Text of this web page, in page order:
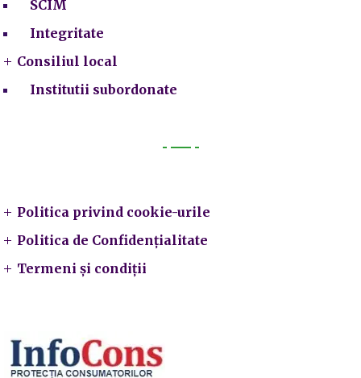
SCIM
Integritate
Consiliul local
Institutii subordonate
Politica privind cookie-urile
Politica de Confidențialitate
Termeni și condiții